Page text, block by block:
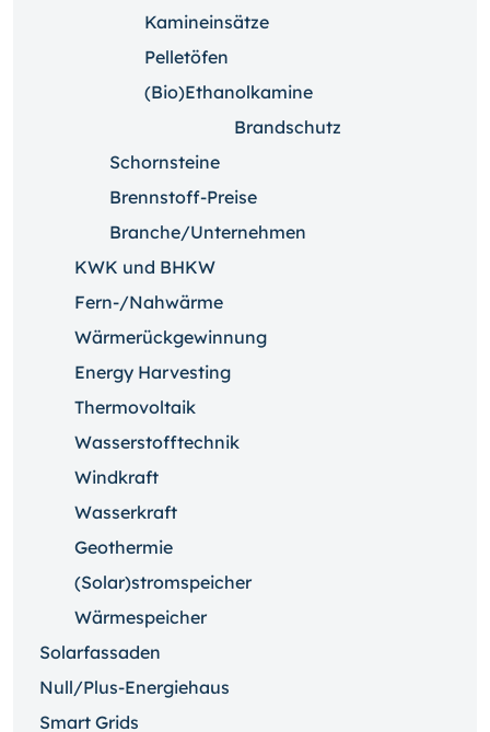
Kamineinsätze
Pelletöfen
(Bio)Ethanolkamine
Brandschutz
Schornsteine
Brennstoff-Preise
Branche/Unternehmen
KWK und BHKW
Fern-/Nahwärme
Wärmerückgewinnung
Energy Harvesting
Thermovoltaik
Wasserstofftechnik
Windkraft
Wasserkraft
Geothermie
(Solar)stromspeicher
Wärmespeicher
Solarfassaden
Null/Plus-Energiehaus
Smart Grids